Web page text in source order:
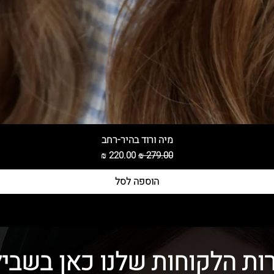
מיה ורוד בהיר-רחב
מחיר רגילמחיר מבצע
הוספה לסל
הלקוחות שלנו כאן